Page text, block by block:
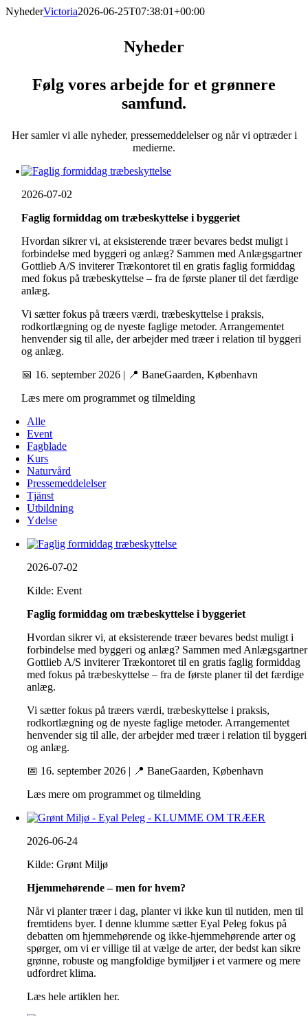
Skip
NyhederVictoria2026-06-25T07:38:01+00:00
Nyheder
Følg vores arbejde for et grønnere
samfund.
Her samler vi alle nyheder, pressemeddelelser og når vi optræder i
medierne.
2026-07-02
Faglig formiddag om træbeskyttelse i byggeriet
Hvordan sikrer vi, at eksisterende træer bevares bedst muligt i
forbindelse med byggeri og anlæg? Sammen med Anlægsgartner
Gottlieb A/S inviterer Trækontoret til en gratis faglig formiddag
med fokus på træbeskyttelse – fra de første planer til det færdige
anlæg.
Vi sætter fokus på træers værdi, træbeskyttelse i praksis,
rodkortlægning og de nyeste faglige metoder. Arrangementet
henvender sig til alle, der arbejder med træer i relation til byggeri
og anlæg.
📅 16. september 2026 | 📍 BaneGaarden, København
Læs mere om programmet og tilmelding
Alle
Event
Fagblade
Kurs
Naturvård
Pressemeddelelser
Tjänst
Utbildning
Ydelse
2026-07-02
Kilde: Event
Faglig formiddag om træbeskyttelse i byggeriet
Hvordan sikrer vi, at eksisterende træer bevares bedst muligt i
forbindelse med byggeri og anlæg? Sammen med Anlægsgartner
Gottlieb A/S inviterer Trækontoret til en gratis faglig formiddag
med fokus på træbeskyttelse – fra de første planer til det færdige
anlæg.
Vi sætter fokus på træers værdi, træbeskyttelse i praksis,
rodkortlægning og de nyeste faglige metoder. Arrangementet
henvender sig til alle, der arbejder med træer i relation til byggeri
og anlæg.
📅 16. september 2026 | 📍 BaneGaarden, København
Læs mere om programmet og tilmelding
2026-06-24
Kilde: Grønt Miljø
Hjemmehørende – men for hvem?
Når vi planter træer i dag, planter vi ikke kun til nutiden, men til
fremtidens byer. I denne klumme sætter Eyal Peleg fokus på
debatten om hjemmehørende og ikke-hjemmehørende arter og
spørger, om vi er villige til at vælge de arter, der bedst kan sikre
grønne, robuste og mangfoldige bymiljøer i et varmere og mere
udfordret klima.
Læs hele artiklen her.